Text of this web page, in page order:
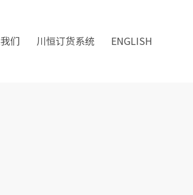
们 川恒订货系统 ENGLISH